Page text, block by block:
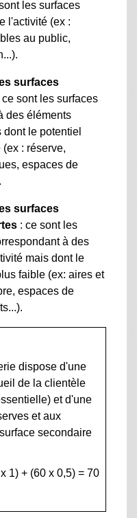
les surfaces
l'activité (ex :
au public,
surfaces
ce sont les surfaces
des éléments
le potentiel
: réserve,
espaces de
surfaces
: ce sont les
à des
mais dont le
faible (ex: aires et
espaces de
dispose d'une
de la clientèle
et d'une
et aux
secondaire
1) + (60 x 0,5) = 70